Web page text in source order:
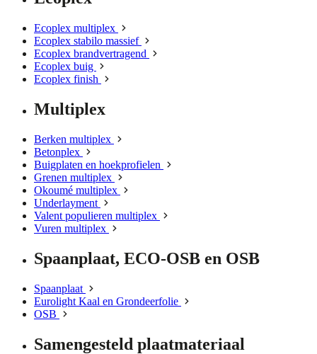
Ecoplex multiplex
Ecoplex stabilo massief
Ecoplex brandvertragend
Ecoplex buig
Ecoplex finish
Multiplex
Berken multiplex
Betonplex
Buigplaten en hoekprofielen
Grenen multiplex
Okoumé multiplex
Underlayment
Valent populieren multiplex
Vuren multiplex
Spaanplaat, ECO-OSB en OSB
Spaanplaat
Eurolight Kaal en Grondeerfolie
OSB
Samengesteld plaatmateriaal